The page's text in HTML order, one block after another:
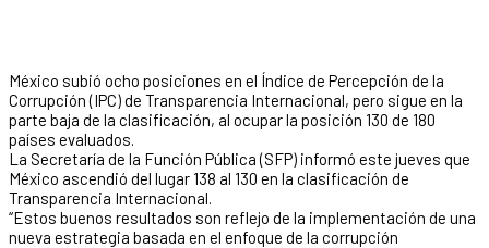
México subió ocho posiciones en el Índice de Percepción de la
Corrupción (IPC) de Transparencia Internacional, pero sigue en la
parte baja de la clasificación, al ocupar la posición 130 de 180
países evaluados.
La Secretaría de la Función Pública (SFP) informó este jueves que
México ascendió del lugar 138 al 130 en la clasificación de
Transparencia Internacional.
“Estos buenos resultados son reflejo de la implementación de una
nueva estrategia basada en el enfoque de la corrupción